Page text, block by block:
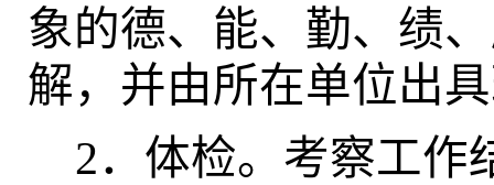
象的德、能、勤、绩
解，并由所在单位出
2．体检。考察工作